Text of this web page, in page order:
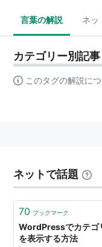
言葉の解説 ネッ
カテゴリー別記事
このタグの解説に
ネットで話題
70 ブックマーク
WordPressでカテゴ
を表示する方法